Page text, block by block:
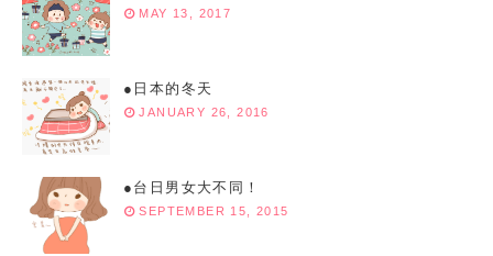
MAY 13, 2017
●日本的冬天
JANUARY 26, 2016
●台日男女大不同！
SEPTEMBER 15, 2015